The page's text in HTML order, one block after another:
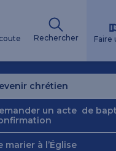
Rechercher Faire
chrétien
un acte de
marier à l’Église